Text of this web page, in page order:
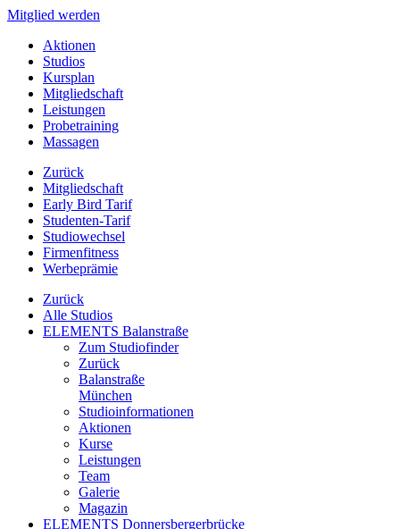
Mitglied werden
Aktionen
Studios
Kursplan
Mitgliedschaft
Leistungen
Probetraining
Massagen
Zurück
Mitgliedschaft
Early Bird Tarif
Studenten-Tarif
Studiowechsel
Firmenfitness
Werbeprämie
Zurück
Alle Studios
ELEMENTS Balanstraße
Zum Studiofinder
Zurück
Balan­straße
München
Studioinformationen
Aktionen
Kurse
Leistungen
Team
Galerie
Magazin
ELEMENTS Donnersbergerbrücke